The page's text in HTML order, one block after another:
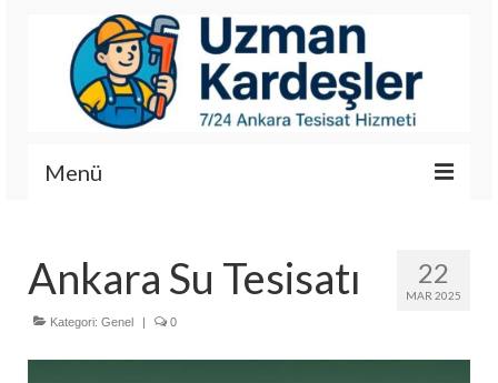
Menü
Hizmetlerimiz
Hakkımızda
22
MAR 2025
Ankara Su Tesisatı
Kategori: Genel | 0